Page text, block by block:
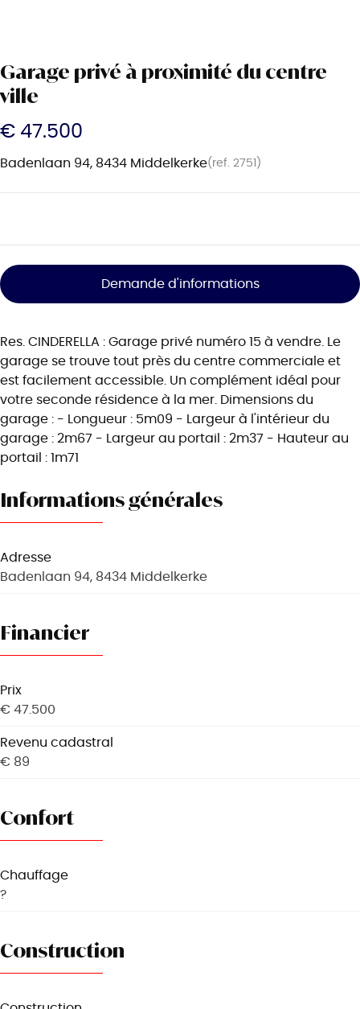
Garage privé à proximité du centre
ville
€ 47.500
Badenlaan 94, 8434 Middelkerke(ref. 2751)
Demande d'informations
Res. CINDERELLA : Garage privé numéro 15 à vendre. Le
garage se trouve tout près du centre commerciale et
est facilement accessible. Un complément idéal pour
votre seconde résidence à la mer. Dimensions du
garage : - Longueur : 5m09 - Largeur à l'intérieur du
garage : 2m67 - Largeur au portail : 2m37 - Hauteur au
portail : 1m71
Informations générales
Adresse
Badenlaan 94, 8434 Middelkerke
Financier
Prix
€ 47.500
Revenu cadastral
€ 89
Confort
Chauffage
?
Construction